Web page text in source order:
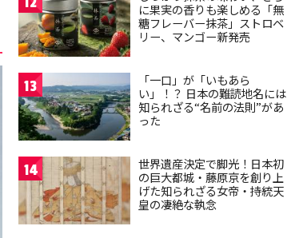
に果実の香りも楽しめる「無
糖フレーバー抹茶」ストロベ
リー、マンゴー新発売
13
「一口」が「いもあら
い」！？ 日本の難読地名には
知られざる“名前の法則”があ
った
14
世界遺産決定で脚光！日本初
の巨大都城・藤原京を創り上
げた知られざる女帝・持統天
皇の凄絶な執念